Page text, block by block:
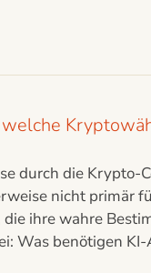
durch die
nicht primär
die ihre wahre
Was benötigen